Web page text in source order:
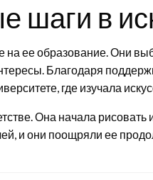
шаги в
на ее образование. Они
Благодаря
где изучала
Она начала рисовать
и они поощряли ее